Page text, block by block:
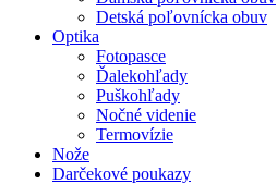
Detská poľovnícka obuv
Optika
Fotopasce
Ďalekohľady
Puškohľady
Nočné videnie
Termovízie
Nože
Darčekové poukazy